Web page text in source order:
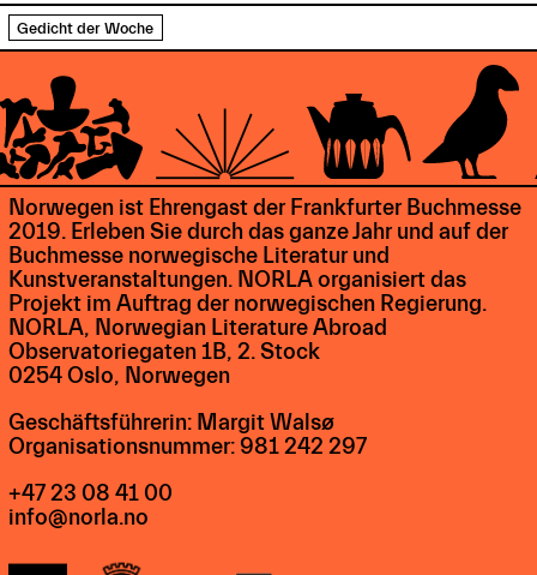
Gedicht der Woche
Norwegen ist Ehrengast der Frankfurter Buchmesse
2019. Erleben Sie durch das ganze Jahr und auf der
Buchmesse norwegische Literatur und
Kunstveranstaltungen. NORLA organisiert das
Projekt im Auftrag der norwegischen Regierung.
NORLA, Norwegian Literature Abroad
Observatoriegaten 1B, 2. Stock
0254 Oslo, Norwegen
Geschäftsführerin: Margit Walsø
Organisationsnummer: 981 242 297
+47 23 08 41 00
info@norla.no